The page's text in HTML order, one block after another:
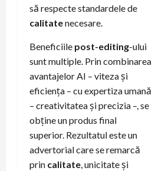
să respecte standardele de
calitatenecesare.
Beneficiile post-editing-ului
sunt multiple. Prin combinarea
avantajelor AI – viteza și
eficiența – cu expertiza umană
– creativitatea și precizia –, se
obține un produs final
superior. Rezultatul este un
advertorial care se remarcă
prin calitate, unicitate și